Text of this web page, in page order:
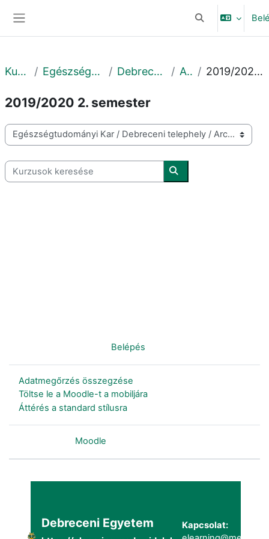
Keresési
Kurzusok Egészségtudományi Kar Debreceni telephely Archív 2019/2020 2. semester
2019/2020 2. semester
Kurzuskategóriák
Kurzusok keresése
Kurzusok keresése
Belépés
Adatmegőrzés összegzése
Töltse le a Moodle-t a mobiljára
Áttérés a standard stílusra
Moodle
Debreceni Egyetem
Kapcsolat: